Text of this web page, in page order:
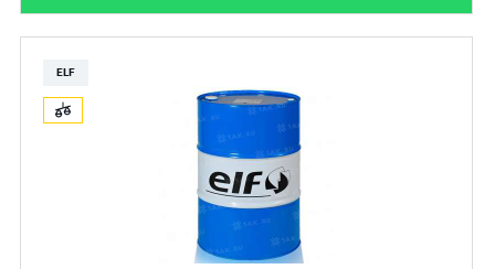
ELF